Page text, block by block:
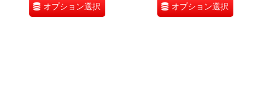
オプション選択 オプション選択